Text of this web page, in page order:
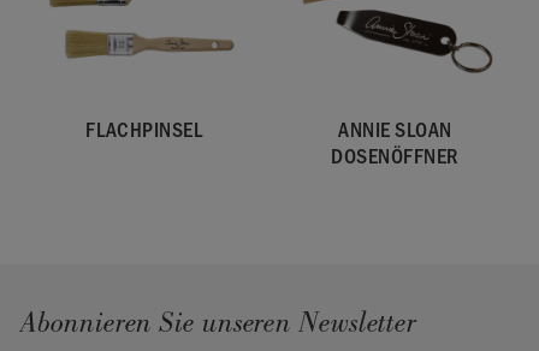
FLACHPINSEL
ANNIE SLOAN
DOSENÖFFNER
Abonnieren Sie unseren Newsletter